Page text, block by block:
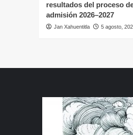
resultados del proceso
admisión 2026–2027
Jan Xahuentitla 5 agosto,